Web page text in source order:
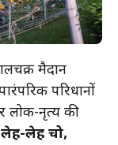
मैदान
परिधानों
लोक-नृत्य की
लेह चो,